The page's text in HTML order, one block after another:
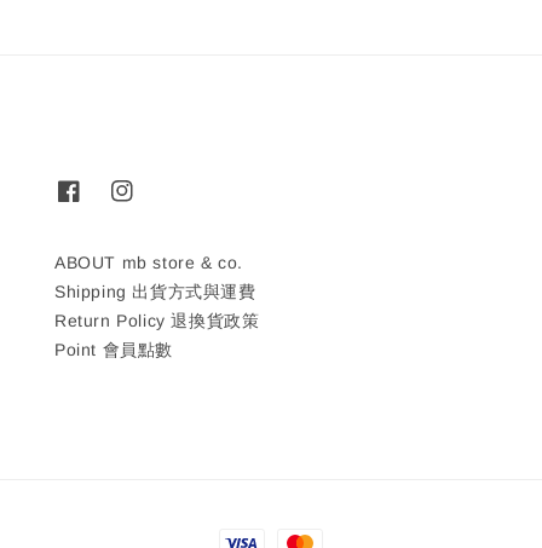
ABOUT mb store & co.
Shipping 出貨方式與運費
Return Policy 退換貨政策
Point 會員點數